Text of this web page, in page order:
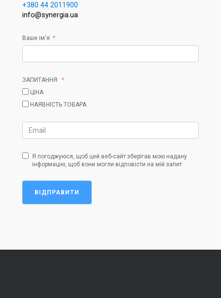
+380 44 2011900
info@synergia.ua
Ваше ім'я
ЗАПИТАННЯ:
ЦІНА
НАЯВНІСТЬ ТОВАРА
Я погоджуюся, щоб цей веб-сайт зберігав мою надану
інформацію, щоб вони могли відповісти на мій запит
ВІДПРАВИТИ